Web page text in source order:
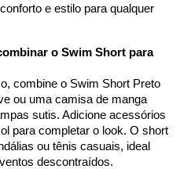
e estilo para qualquer
o Swim Short para
combine o Swim Short Preto
ou uma camisa de manga
sutis. Adicione acessórios
para completar o look. O short
ou tênis casuais, ideal
descontraídos.